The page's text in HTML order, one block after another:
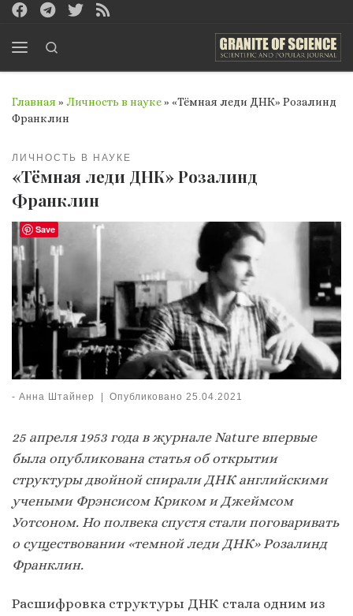
Перейти к содержимому
Главная » Личность в науке» «Тёмная леди ДНК» Розалинд
Франклин
ЛИЧНОСТЬ В НАУКЕ
«Тёмная леди ДНК» Розалинд
Франклин
- Анна Штайнер | Опубликовано 25.04.2021
25 апреля 1953 года в журнале Nature впервые
была опубликована статья об открытии
структуры двойной спирали ДНК английскими
учеными Фрэнсисом Криком и Джеймсом
Уотсоном. Но полвека спустя стали поговаривать
о существовании «темной леди ДНК» Розалинд
Франклин.
Расшифровка структуры ДНК стала одним из
Save